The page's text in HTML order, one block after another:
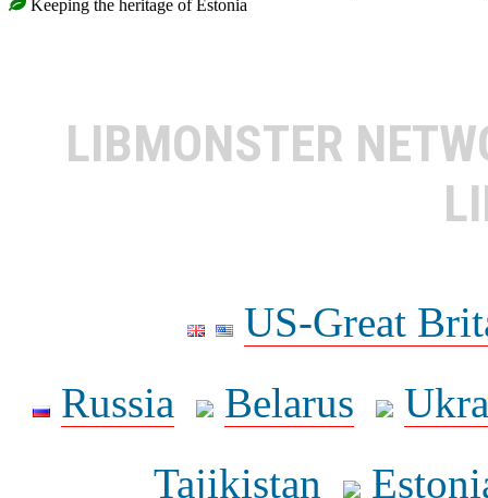
Keeping the heritage of Estonia
LIBMONSTER
US-Great
Russia
Belarus
Tajikistan